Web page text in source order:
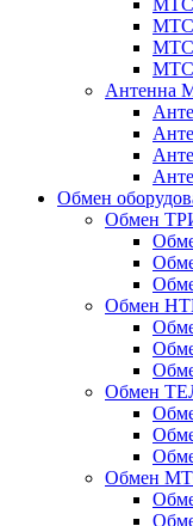
МТС
МТС
МТС
МТС
Антенна
Обмен
Обмен
Обмен
Обмен
Обмен